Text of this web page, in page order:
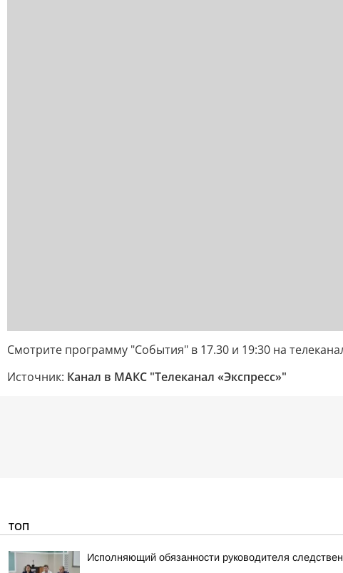
Смотрите программу "События" в 17.30 и 19:30 на
Источник: Канал в МАКС "Телеканал «Экспресс»"
ТОП
Исполняющий обязанности руководителя